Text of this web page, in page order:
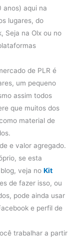
anos) aqui na
lugares, do
Seja na Olx ou no
de PLR é
um pequeno
assim todos
que muitos dos
material de
e valor agregado.
se esta
veja no Kit
de fazer isso, ou
pode ainda usar
e perfil de
trabalhar a partir